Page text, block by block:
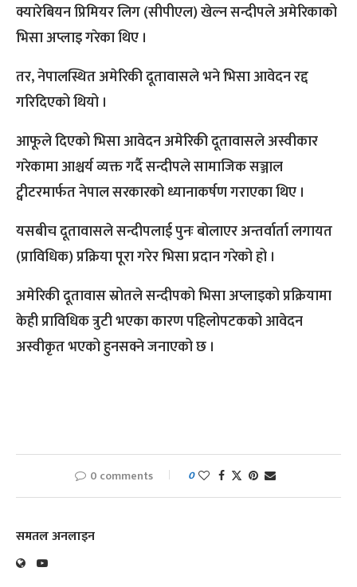
क्यारेबियन प्रिमियर लिग (सीपीएल) खेल्न सन्दीपले अमेरिकाको
भिसा अप्लाइ गरेका थिए ।
तर, नेपालस्थित अमेरिकी दूतावासले भने भिसा आवेदन रद्द
गरिदिएको थियो ।
आफूले दिएको भिसा आवेदन अमेरिकी दूतावासले अस्वीकार
गरेकामा आश्चर्य व्यक्त गर्दै सन्दीपले सामाजिक सञ्जाल
ट्वीटरमार्फत नेपाल सरकारको ध्यानाकर्षण गराएका थिए ।
यसबीच दूतावासले सन्दीपलाई पुनः बोलाएर अन्तर्वार्ता लगायत
(प्राविधिक) प्रक्रिया पूरा गरेर भिसा प्रदान गरेको हो ।
अमेरिकी दूतावास स्रोतले सन्दीपको भिसा अप्लाइको प्रक्रियामा
केही प्राविधिक त्रुटी भएका कारण पहिलोपटकको आवेदन
अस्वीकृत भएको हुनसक्ने जनाएको छ ।
0 comments 0
समतल अनलाइन